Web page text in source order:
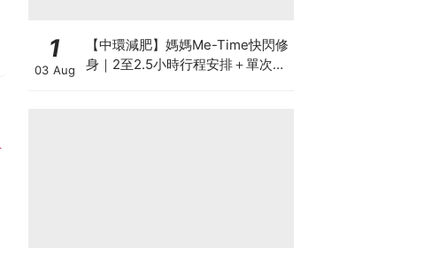
1
03 Aug
【中環減肥】媽媽Me-Time快閃修
身｜2至2.5小時行程安排＋單次收